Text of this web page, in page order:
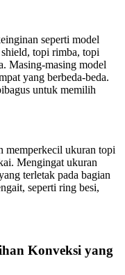
seperti model
topi rimba, topi
Masing-masing model
yang berbeda-beda.
untuk memilih
memperkecil ukuran topi
Mengingat ukuran
terletak pada bagian
seperti ring besi,
Konveksi yang